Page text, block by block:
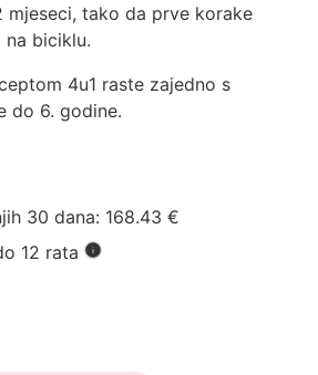
mjeseci, tako da prve korake
biciklu.
4u1 raste zajedno s
do 6. godine.
30 dana: 168.43 €
12 rata